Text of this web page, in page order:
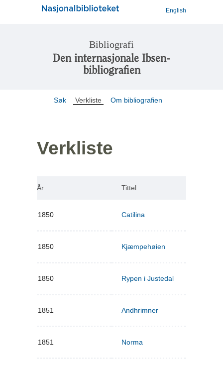
English
Bibliografi
Den internasjonale Ibsen-
bibliografien
Søk Verkliste Om bibliografien
Verkliste
År Tittel
1850 Catilina
1850 Kjæmpehøien
1850 Rypen i Justedal
1851 Andhrimner
1851 Norma